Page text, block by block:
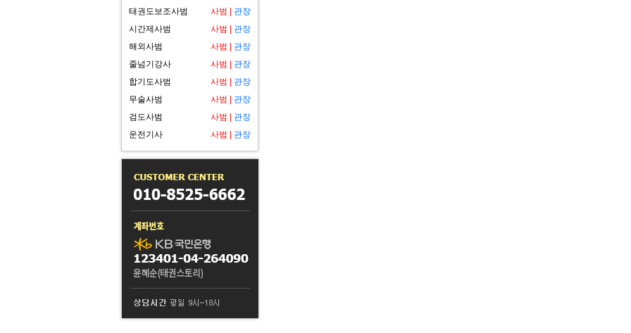
태권도보조사범
사범
관장
시간제사범
사범
관장
해외사범
사범
관장
줄넘기강사
사범
관장
합기도사범
사범
관장
무술사범
사범
관장
검도사범
사범
관장
운전기사
사범 관장